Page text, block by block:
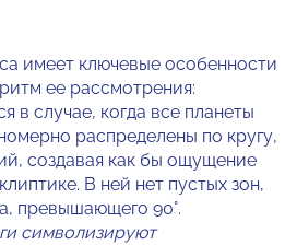
имеет ключевые особенности
ее рассмотрения:
в случае, когда все планеты
распределены по кругу,
создавая как бы ощущение
В ней нет пустых зон,
превышающего 90°.
символизируют